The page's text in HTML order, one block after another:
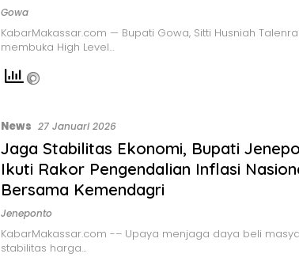
Gowa
KabarMakassar.com — Bupati Gowa, Sitti Husniah
membuka High Level…
News 27 Januari 2026
Jaga Stabilitas Ekonomi, Bupati
Ikuti Rakor Pengendalian Inflasi
Bersama Kemendagri
Jeneponto
KabarMakassar.com -– Upaya menjaga daya beli
stabilitas harga…